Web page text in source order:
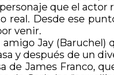
que el
real. Desde ese
venir.
Jay
y después de un
de James Franco,